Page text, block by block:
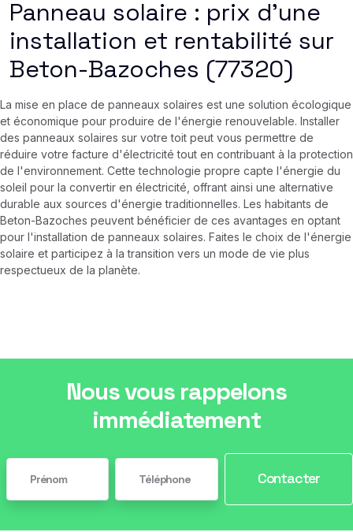
Panneau solaire : prix d’une
installation et rentabilité sur
Beton-Bazoches (77320)
La mise en place de panneaux solaires est une solution écologique
et économique pour produire de l'énergie renouvelable. Installer
des panneaux solaires sur votre toit peut vous permettre de
réduire votre facture d'électricité tout en contribuant à la protection
de l'environnement. Cette technologie propre capte l'énergie du
soleil pour la convertir en électricité, offrant ainsi une alternative
durable aux sources d'énergie traditionnelles. Les habitants de
Beton-Bazoches peuvent bénéficier de ces avantages en optant
pour l'installation de panneaux solaires. Faites le choix de l'énergie
solaire et participez à la transition vers un mode de vie plus
respectueux de la planète.
Nous vous rappelons
immédiatement
Contacter